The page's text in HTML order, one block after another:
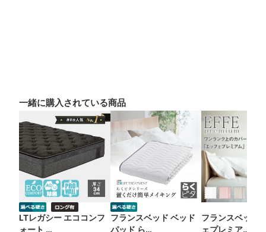
一緒に購入されている商品
LTレガシー エココンフ
ォート …
フランスベッド ベッド
パッド ら…
フランスベッド
ェプレミア…